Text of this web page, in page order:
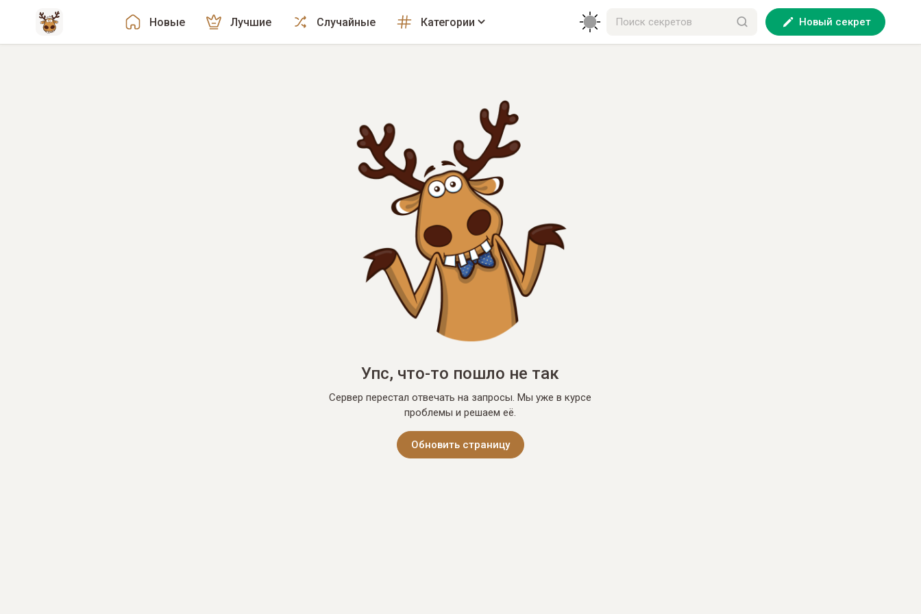
Новые Лучшие Случайные Категории Новый секрет
Упс, что-то пошло не так
Сервер перестал отвечать на запросы. Мы уже в курсе
проблемы и решаем её.
Обновить страницу